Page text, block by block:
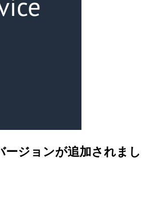
ジョンが追加されまし